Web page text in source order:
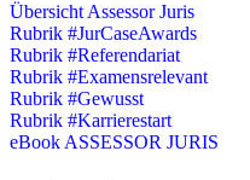
Übersicht Assessor Juris
Rubrik #JurCaseAwards
Rubrik #Referendariat
Rubrik #Examensrelevant
Rubrik #Gewusst
Rubrik #Karrierestart
eBook ASSESSOR JURIS